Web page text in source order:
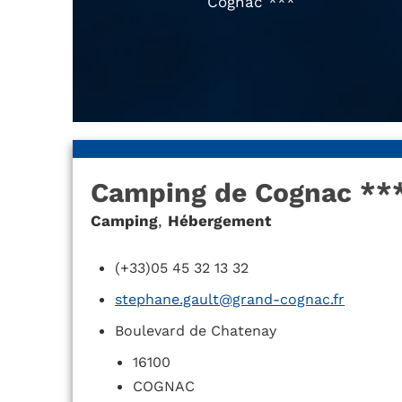
Camping de Cognac
Camping, Hébergement
(+33)05 45 32 13 32
stephane.gault@grand-cognac.fr
Boulevard de Chatenay
16100
COGNAC